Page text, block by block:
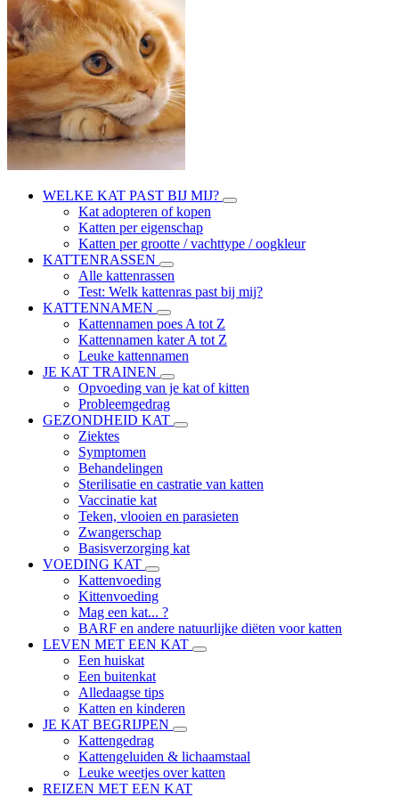
WELKE KAT PAST BIJ MIJ?
Kat adopteren of kopen
Katten per eigenschap
Katten per grootte / vachttype / oogkleur
KATTENRASSEN
Alle kattenrassen
Test: Welk kattenras past bij mij?
KATTENNAMEN
Kattennamen poes A tot Z
Kattennamen kater A tot Z
Leuke kattennamen
JE KAT TRAINEN
Opvoeding van je kat of kitten
Probleemgedrag
GEZONDHEID KAT
Ziektes
Symptomen
Behandelingen
Sterilisatie en castratie van katten
Vaccinatie kat
Teken, vlooien en parasieten
Zwangerschap
Basisverzorging kat
VOEDING KAT
Kattenvoeding
Kittenvoeding
Mag een kat... ?
BARF en andere natuurlijke diëten voor katten
LEVEN MET EEN KAT
Een huiskat
Een buitenkat
Alledaagse tips
Katten en kinderen
JE KAT BEGRIJPEN
Kattengedrag
Kattengeluiden & lichaamstaal
Leuke weetjes over katten
REIZEN MET EEN KAT